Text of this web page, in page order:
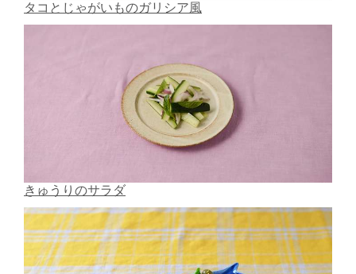
タコとじゃがいものガリシア風
きゅうりのサラダ